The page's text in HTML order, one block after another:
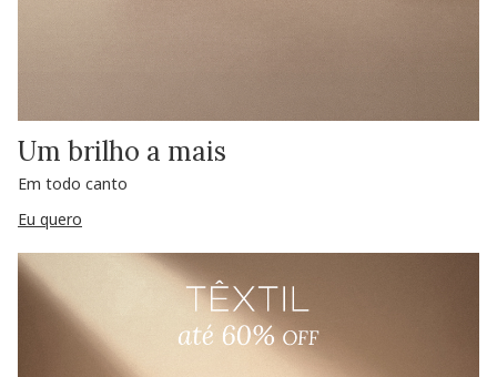
Um brilho a mais
Em todo canto
Eu quero